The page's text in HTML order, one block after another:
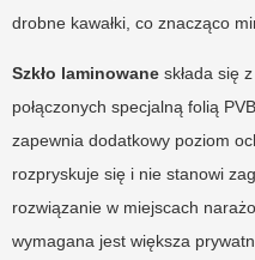
drobne kawałki, co znacząco
Szkło laminowane składa się
połączonych specjalną folią
zapewnia dodatkowy poziom
rozpryskuje się i nie stanowi
rozwiązanie w miejscach
wymagana jest większa